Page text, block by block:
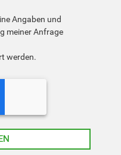
Angaben und
meiner Anfrage
werden.